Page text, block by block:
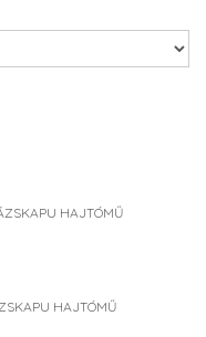
HAJTÓMŰ
HAJTÓMŰ